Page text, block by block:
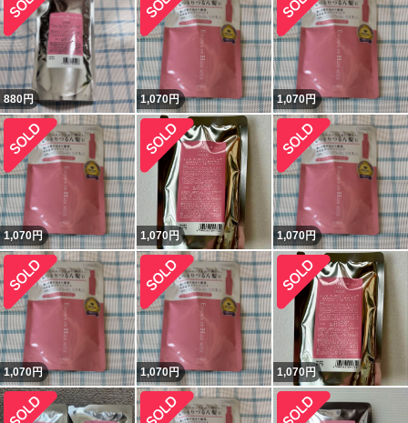
880円 1,070円 1,070円
1,070円 1,070円 1,070円
1,070円 1,070円 1,070円